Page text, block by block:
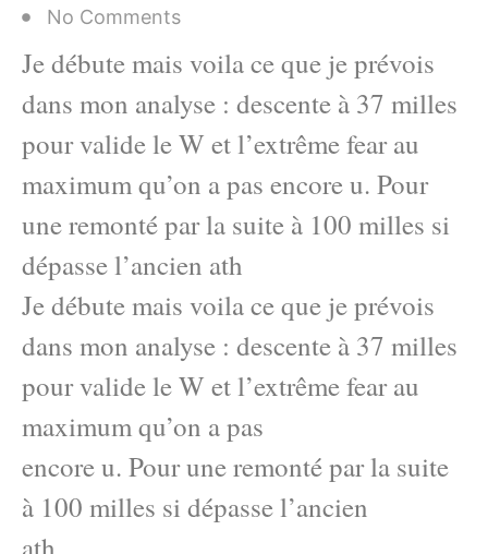
No Comments
Je débute mais voila ce que je prévois
dans mon analyse : descente à 37 milles
pour valide le W et l’extrême fear au
maximum qu’on a pas encore u. Pour
une remonté par la suite à 100 milles si
dépasse l’ancien ath
Je débute mais voila ce que je prévois
dans mon analyse : descente à 37 milles
pour valide le W et l’extrême fear au
maximum qu’on a pas
encore u. Pour une remonté par la suite
à 100 milles si dépasse l’ancien